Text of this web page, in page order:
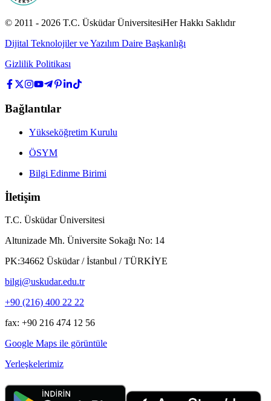
© 2011 - 2026 T.C. Üsküdar ÜniversitesiHer Hakkı Saklıdır
Dijital Teknolojiler ve Yazılım Daire Başkanlığı
Gizlilik Politikası
Bağlantılar
Yükseköğretim Kurulu
ÖSYM
Bilgi Edinme Birimi
İletişim
T.C. Üsküdar Üniversitesi
Altunizade Mh. Üniversite Sokağı No: 14
PK:34662 Üsküdar / İstanbul / TÜRKİYE
bilgi@uskudar.edu.tr
+90 (216) 400 22 22
fax: +90 216 474 12 56
Google Maps ile görüntüle
Yerleşkelerimiz